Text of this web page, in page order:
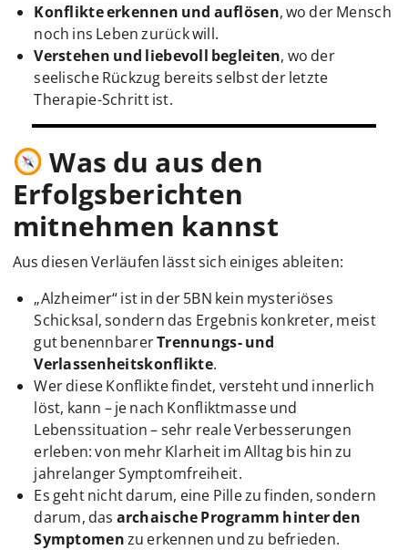
Konflikte erkennen und auflösen, wo der Mensch
noch ins Leben zurück will.
Verstehen und liebevoll begleiten, wo der
seelische Rückzug bereits selbst der letzte
Therapie-Schritt ist.
Was du aus den
Erfolgsberichten
mitnehmen kannst
Aus diesen Verläufen lässt sich einiges ableiten:
„Alzheimer“ ist in der 5BN kein mysteriöses
Schicksal, sondern das Ergebnis konkreter, meist
gut benennbarerTrennungs- und
Verlassenheitskonflikte.
Wer diese Konflikte findet, versteht und innerlich
löst, kann – je nach Konfliktmasse und
Lebenssituation – sehr reale Verbesserungen
erleben: von mehr Klarheit im Alltag bis hin zu
jahrelanger Symptomfreiheit.
Es geht nicht darum, eine Pille zu finden, sondern
darum, das archaische Programm hinter den
Symptomenzu erkennen und zu befrieden.